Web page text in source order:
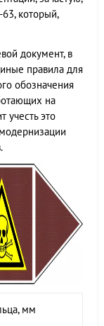
который,
документ, в
правила для
обозначения
на
учесть это
мм